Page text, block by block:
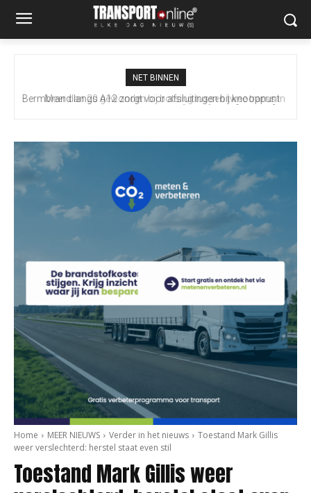
NET BINNEN
Meer dan 20 gewonden bij botsing tussen twee trams in
Home MEER NIEUWS Verder in het nieuws
Toestand Mark Gillis
weer verslechterd: herstel staat even stil
Toestand Mark Gillis weer